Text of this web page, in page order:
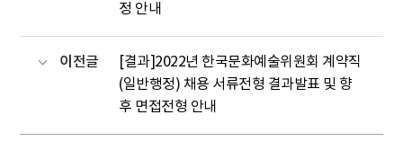
정 안내
이전글
[결과]2022년 한국문화예술위원회 계약직
(일반행정) 채용 서류전형 결과발표 및 향
후 면접전형 안내